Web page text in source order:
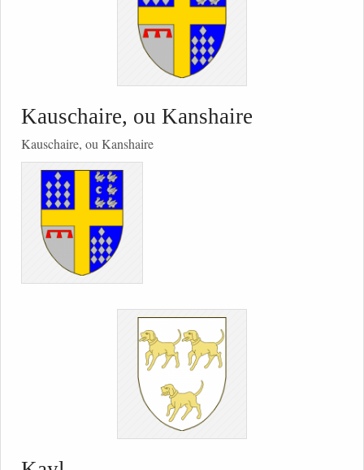
Kauschaire, ou Kanshaire
Kauschaire, ou Kanshaire